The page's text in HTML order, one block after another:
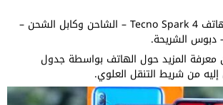
محتويات العلبة: هاتف Tecno Spark 4 – الشاحن وكابل الشحن –
دبوس الشريحة.
معرفة المزيد حول الهاتف بواسطة جدول
إليه من شريط التنقل العلوي.